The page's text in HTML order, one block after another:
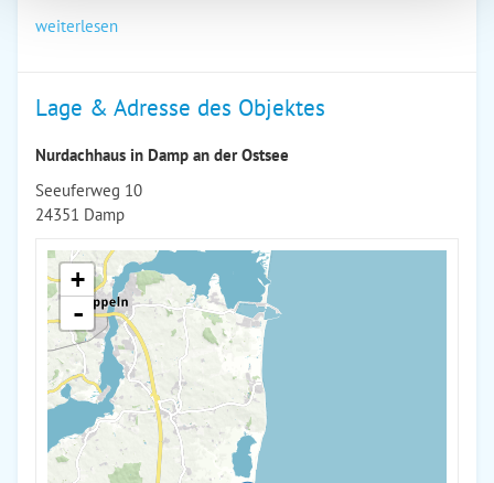
weiterlesen
Lage & Adresse des Objektes
Nurdachhaus in Damp an der Ostsee
Seeuferweg 10
24351 Damp
+
-